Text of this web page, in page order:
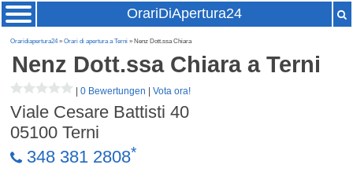
OrariDiApertura24
Oraridiapertura24»Orari di apertura a Terni » Nenz Dott.ssa Chiara
Nenz Dott.ssa Chiaraa Terni
|0 Bewertungen |Vota ora!
Viale Cesare Battisti 40
05100 Terni
348 381 2808*